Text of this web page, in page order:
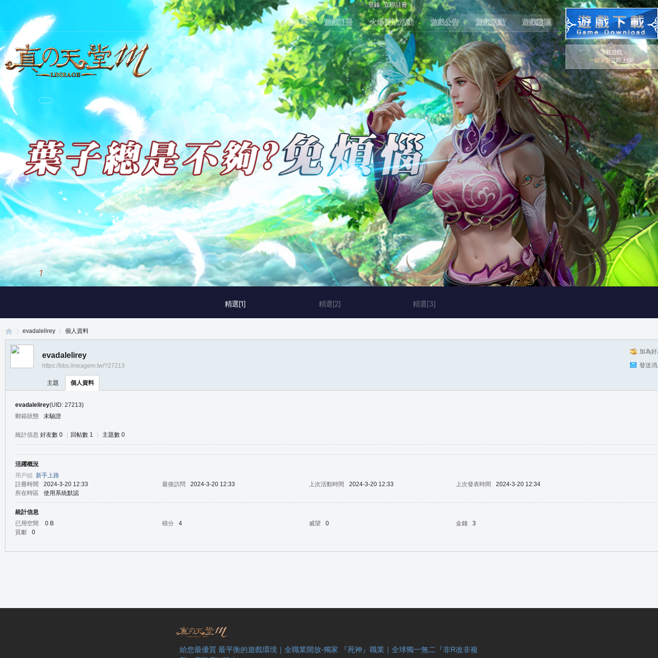
登錄 立即註冊
論壇首頁 遊戲註冊 火爆贊助活動 遊戲公告 遊戲活動 遊戲建議
下載遊戲
一鍵安裝立即上線!
精選[1] 精選[2] 精選[3]
1 / 3
evadalelirey 個人資料
加為
發送
evadalelirey
https://bbs.lineagem.tw/?27213
主題 個人資料
evadalelirey(UID: 27213)
郵箱狀態
未驗證
統計信息 好友數 0 回帖數 1 主題數 0
活躍概況
用戶組 新手上路
註冊時間
2024-3-20 12:33 最後訪問 2024-3-20 12:33 上次活動時間 2024-3-20 12:33 上次發表時間
2024-3-20 12:34
所在時區
使用系統默認
統計信息
已用空間
0 B 積分 4 威望 0 金錢
3
貢獻
0
給您最優質 最平衡的遊戲環境｜全職業開放-獨家 『死神』職業｜全球獨一無二『非R改非複